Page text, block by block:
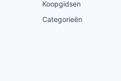
Koopgidsen
Categorieën